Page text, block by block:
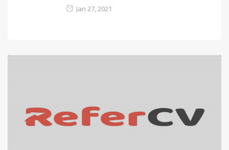
Jan 27, 2021